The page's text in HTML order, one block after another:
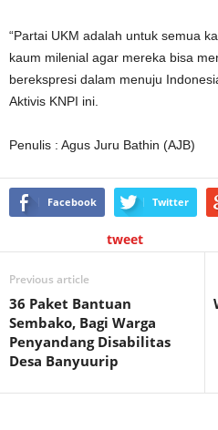
“Partai UKM adalah untuk semua
kaum milenial agar mereka bisa
berekspresi dalam menuju
Aktivis KNPI ini.
Penulis : Agus Juru Bathin (AJB)
Facebook Twitter
tweet
Previous article
36 Paket Bantuan
Sembako, Bagi Warga
Penyandang Disabilitas
Desa Banyuurip